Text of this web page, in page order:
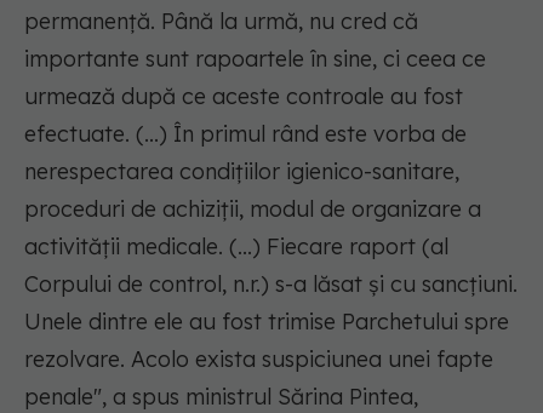
permanență. Până la urmă, nu cred că
importante sunt rapoartele în sine, ci ceea ce
urmează după ce aceste controale au fost
efectuate. (...) În primul rând este vorba de
nerespectarea condițiilor igienico-sanitare,
proceduri de achiziții, modul de organizare a
activității medicale. (...) Fiecare raport (al
Corpului de control, n.r.) s-a lăsat și cu sancțiuni.
Unele dintre ele au fost trimise Parchetului spre
rezolvare. Acolo exista suspiciunea unei fapte
penale", a spus ministrul Sărina Pintea,